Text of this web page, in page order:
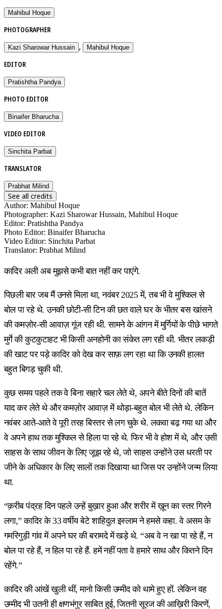
Mahibul Hoque
PHOTOGRAPHER
Kazi Sharowar Hussain , Mahibul Hoque
EDITOR
Pratishtha Pandya
PHOTO EDITOR
Binaifer Bharucha
VIDEO EDITOR
Sinchita Parbat
TRANSLATOR
Prabhat Milind
See all credits
Author: Mahibul Hoque
Photographer: Kazi Sharowar Hussain, Mahibul Hoque
Editor: Pratishtha Pandya
Photo Editor: Binaifer Bharucha
Video Editor: Sinchita Parbat
Translator: Prabhat Milind
कादिर अली अब मुझसे कभी बात नहीं कर पाएंगे.
पिछली बार जब मैं उनसे मिला था, नवंबर 2025 में, तब भी वे मुश्किल से
बोल पा रहे थे. उनकी छोटी-सी टिन की छत वाले घर के भीतर बस खांसने
की कमज़ोर-सी आवाज़ गूंज रही थी. सामने के आंगन में मुर्गियों के पीछे भागते
मुर्गे की कुटकुटाहट भी किसी अनहोनी का संकेत लग रही थी. भीतर लकड़ी
की खाट पर पड़े कादिर को देख कर साफ़ लग रहा था कि उनकी हालत
बहुत बिगड़ चुकी थी.
कुछ समय पहले तक वे बिना सहारे चल लेते थे, अपने बीते दिनों की बातें
याद कर लेते थे और कमज़ोर आवाज़ में थोड़ा-बहुत बोल भी लेते थे. लेकिन
नवंबर आते-आते वे पूरी तरह बिस्तर से लग चुके थे. लकवा बढ़ गया था और
वे अपने हाथ तक मुश्किल से हिला पा रहे थे. फिर भी वे होश में थे, और उसी
साहस के साथ जीवन के लिए जूझ रहे थे, जो साहस उन्होंने उस धरती पर
जीने के अधिकार के लिए सालों तक दिखाया था जिस पर उन्होंने जन्म लिया
था.
“क़रीब पंद्रह दिन पहले उन्हें बुख़ार हुआ और शरीर में ख़ून का स्तर गिरने
लगा,” कादिर के 33 वर्षीय बेटे शाहिदुल इस्लाम ने हमसे कहा. वे असम के
गमरिगुड़ी गांव में अपने घर की बरामदे में खड़े थे. “अब वे न खा पा रहे हैं, न
बोल पा रहे हैं, न हिल पा रहे हैं. हमें नहीं पता वे हमारे साथ और कितने दिन
रहेंगे.”
कादिर की आंखें खुली थीं, मानो किसी उम्मीद को थामे हुए हों. लेकिन वह
उम्मीद भी उतनी ही क्षणभंगुर साबित हुई, जितनी सूरज की आख़िरी किरणें,